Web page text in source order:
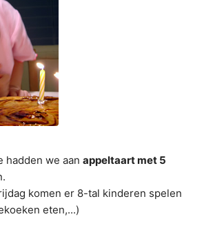
hadden we aan appeltaart met 5
komen er 8-tal kinderen spelen
eten,...)